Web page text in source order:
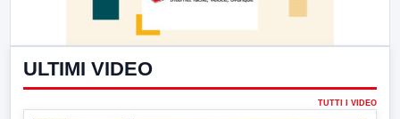
ULTIMI VIDEO
TUTTI I VIDEO